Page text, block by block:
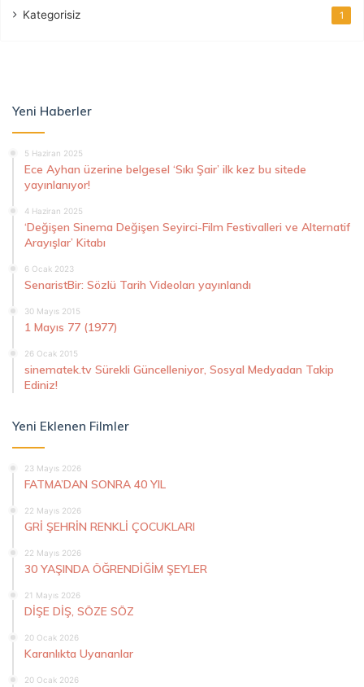
Kategorisiz 1
Yeni Haberler
5 Haziran 2025
Ece Ayhan üzerine belgesel ‘Sıkı Şair’ ilk kez bu sitede
yayınlanıyor!
4 Haziran 2025
‘Değişen Sinema Değişen Seyirci-Film Festivalleri ve Alternatif
Arayışlar’ Kitabı
6 Ocak 2023
SenaristBir: Sözlü Tarih Videoları yayınlandı
30 Mayıs 2015
1 Mayıs 77 (1977)
26 Ocak 2015
sinematek.tv Sürekli Güncelleniyor, Sosyal Medyadan Takip
Ediniz!
Yeni Eklenen Filmler
23 Mayıs 2026
FATMA’DAN SONRA 40 YIL
22 Mayıs 2026
GRİ ŞEHRİN RENKLİ ÇOCUKLARI
22 Mayıs 2026
30 YAŞINDA ÖĞRENDİĞİM ŞEYLER
21 Mayıs 2026
DİŞE DİŞ, SÖZE SÖZ
20 Ocak 2026
Karanlıkta Uyananlar
20 Ocak 2026